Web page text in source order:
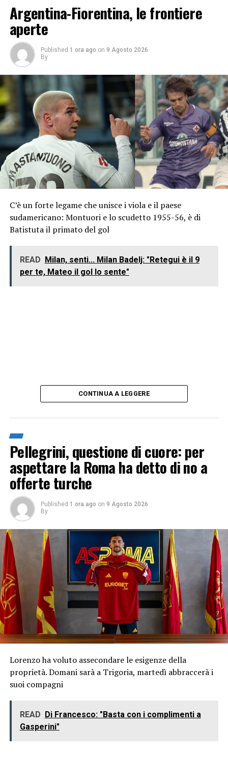
Argentina-Fiorentina, le frontiere
aperte
Published 1 ora ago on 9 Agosto 2026
By
C’è un forte legame che unisce i viola e il paese
sudamericano: Montuori e lo scudetto 1955-56, è di
Batistuta il primato del gol
READ Milan, senti... Milan Badelj: "Retegui è il 9
per te, Mateo il gol lo sente"
CONTINUA A LEGGERE
Pellegrini, questione di cuore: per
aspettare la Roma ha detto di no a
offerte turche
Published 1 ora ago on 9 Agosto 2026
By
Lorenzo ha voluto assecondare le esigenze della
proprietà. Domani sarà a Trigoria, martedì abbraccerà i
suoi compagni
READ Di Francesco: "Basta con i complimenti a
Gasperini"